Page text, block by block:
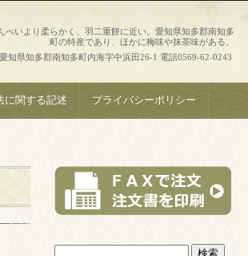
いより柔らかく、羽二重餅に近い。愛知県知多郡南知多
町の特産であり、ほかに梅味や抹茶味がある。
愛知県知多郡南知多町内海字中浜田26-1 電話0569-62-0243
に関する記述 プライバシーポリシー